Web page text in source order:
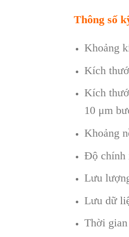
Thông số
Khoảng
Kích
Kích
10 μm
Khoảng
Độ chính
Lưu
Lưu dữ
Thời